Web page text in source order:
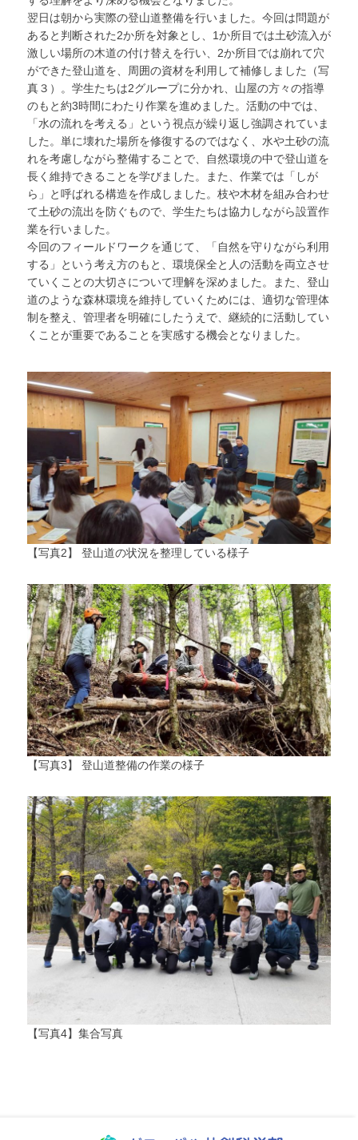
翌日は朝から実際の登山道整備を行いました。今回は問題が
あると判断された2か所を対象とし、1か所目では土砂流入が
激しい場所の木道の付け替えを行い、2か所目では崩れて穴
ができた登山道を、周囲の資材を利用して補修しました（写
真３）。学生たちは2グループに分かれ、山屋の方々の指導
のもと約3時間にわたり作業を進めました。活動の中では、
「水の流れを考える」という視点が繰り返し強調されていま
した。単に壊れた場所を修復するのではなく、水や土砂の流
れを考慮しながら整備することで、自然環境の中で登山道を
長く維持できることを学びました。また、作業では「しが
ら」と呼ばれる構造を作成しました。枝や木材を組み合わせ
て土砂の流出を防ぐもので、学生たちは協力しながら設置作
業を行いました。
今回のフィールドワークを通じて、「自然を守りながら利用
する」という考え方のもと、環境保全と人の活動を両立させ
ていくことの大切さについて理解を深めました。また、登山
道のような森林環境を維持していくためには、適切な管理体
制を整え、管理者を明確にしたうえで、継続的に活動してい
くことが重要であることを実感する機会となりました。
【写真2】 登山道の状況を整理している様子
【写真3】 登山道整備の作業の様子
【写真4】集合写真